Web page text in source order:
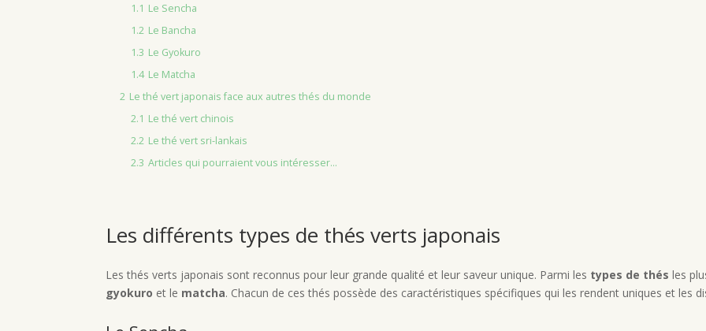
1.1 Le Sencha
1.2 Le Bancha
1.3 Le Gyokuro
1.4 Le Matcha
2 Le thé vert japonais face aux autres thés du monde
2.1 Le thé vert chinois
2.2 Le thé vert sri-lankais
2.3 Articles qui pourraient vous intéresser...
Les différents types de thés verts japonais
Les thés verts japonais sont reconnus pour leur grande qualité et leur saveur unique. Parmi les types de thés les
gyokuro et le matcha. Chacun de ces thés possède des caractéristiques spécifiques qui les rendent uniques et les